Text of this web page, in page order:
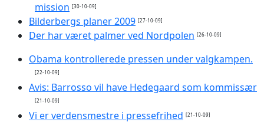
mission [30-10-09]
Bilderbergs planer 2009 [27-10-09]
Der har været palmer ved Nordpolen [26-10-09]
Obama kontrollerede pressen under valgkampen.
[22-10-09]
Avis: Barrosso vil have Hedegaard som kommissær
[21-10-09]
Vi er verdensmestre i pressefrihed [21-10-09]